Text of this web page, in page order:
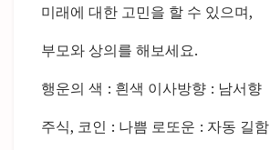
미래에 대한 고민을 할 수 있으며,
부모와 상의를 해보세요.
행운의 색 : 흰색 이사방향 : 남서향
주식, 코인 : 나쁨 로또운 : 자동 길함